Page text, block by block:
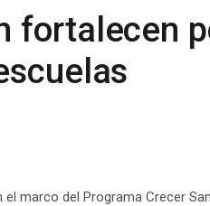
fortalecen
marco del Programa Crecer